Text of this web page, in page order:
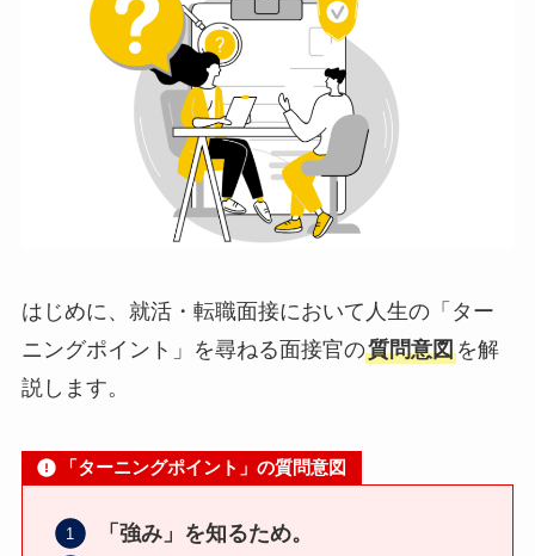
はじめに、就活・転職面接において人生の「ター
ニングポイント」を尋ねる面接官の質問意図を解
説します。
「ターニングポイント」の質問意図
「強み」を知るため。